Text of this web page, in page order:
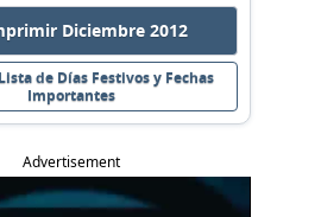
Diciembre 2012
de Días Festivos y Fechas
Importantes
Advertisement